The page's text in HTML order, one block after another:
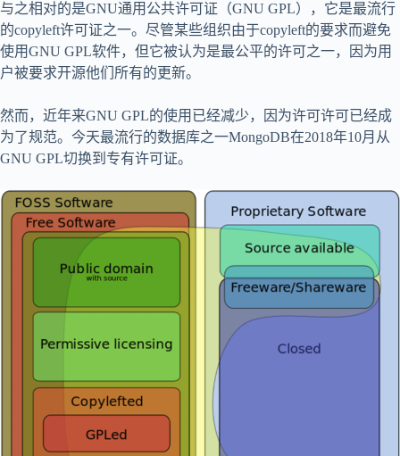
与之相对的是GNU通用公共许可证（GNU GPL），它是最流行
的copyleft许可证之一。尽管某些组织由于copyleft的要求而避免
使用GNU GPL软件，但它被认为是最公平的许可之一，因为用
户被要求开源他们所有的更新。
然而，近年来GNU GPL的使用已经减少，因为许可许可已经成
为了规范。今天最流行的数据库之一MongoDB在2018年10月从
GNU GPL切换到专有许可证。